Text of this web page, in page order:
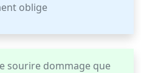
oblige
sourire dommage que